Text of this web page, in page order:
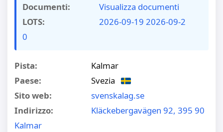
Documenti:
Visualizza documenti
LOTS:
2026-09-19 2026-09-2
0
Pista:
Kalmar
Paese:
Svezia
Sito web:
svenskalag.se
Indirizzo:
Kläckebergavägen 92, 395 90
Kalmar